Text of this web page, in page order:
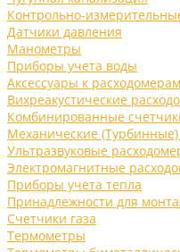
Контрольно-
Датчики давления
Манометры
Приборы учета воды
Аксессуары к расходомерам
Вихреакустические
Комбинированные
Механические (Турбинные)
Ультразвуковые
Электромагнитные
Приборы учета тепла
Принадлежности для
Счетчики газа
Термометры